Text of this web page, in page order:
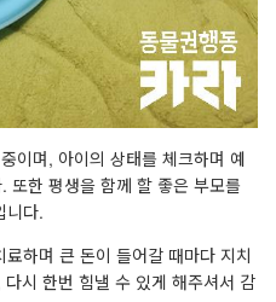
이며, 아이의 상태를 체크하며 예
또한 평생을 함께 할 좋은 부모를
니다.
하며 큰 돈이 들어갈 때마다 지치
시 한번 힘낼 수 있게 해주셔서 감